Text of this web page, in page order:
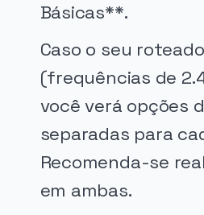
Básicas**.
Caso o seu
(frequências de 2.4
você verá opções
separadas para
Recomenda-se
em ambas.